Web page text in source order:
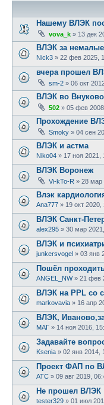
Нашему ВЛЭК
vova_k » 13 дек
ВЛЭК за немалые
Nick3 » 22 фев 2025,
вчера прошел
sm-2 » 06 окт
ВЛЭК во Внуково
502 » 05 фев
Прохождение
Smoky » 04 сен
ВЛЭК и астма
Niko04 » 17 ноя 2021,
ВЛЭК Воронеж
Vi-kTo-R » 28 мар
Влэк
Ana777 » 19 окт 2020,
ВЛЭК Санкт-
alex295 » 30 мар
ВЛЭК и
junkersvogel » 03 янв
Пошёл
ANGEL_NW» 21 фев
ВЛЭК на PPL со
markovavia » 16 апр
ВЛЭК,
МАГ » 14 ноя 2016,
Задавайте
Ksenia » 02 янв 2014,
Проект ФАП по
ATC » 09 авг 2019,
Не прошел ВЛЭК
tester329 » 01 июл